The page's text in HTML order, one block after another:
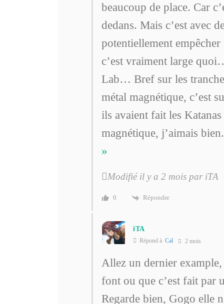
beaucoup de place. Car
dedans. Mais c’est avec
potentiellement
c’est vraiment large
Lab… Bref sur les
métal magnétique, c’est
ils avaient fait les
magnétique, j’aimais
»
Modifié il y a 2 mois par iTA
0 Répondre
iTA
Répond à Cal 2 mois
Allez un dernier
font ou que c’est fait par
Regarde bien, Gogo elle